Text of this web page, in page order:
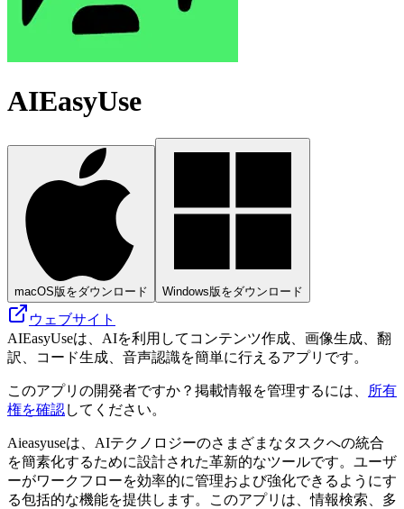
AIEasyUse
macOS版をダウンロード Windows版をダウンロード
ウェブサイト
AIEasyUseは、AIを利用してコンテンツ作成、画像生成、翻
訳、コード生成、音声認識を簡単に行えるアプリです。
このアプリの開発者ですか？掲載情報を管理するには、
所有
権を確認してください。
Aieasyuseは、AIテクノロジーのさまざまなタスクへの統合
を簡素化するために設計された革新的なツールです。ユーザ
ーがワークフローを効率的に管理および強化できるようにす
る包括的な機能を提供します。このアプリは、情報検索、多